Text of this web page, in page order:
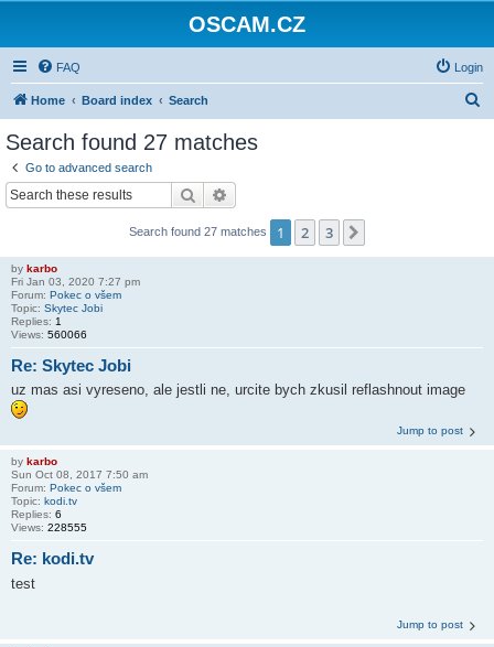
OSCAM.CZ
FAQ Login
Home Board index Search
Search found 27 matches
Go to advanced search
Search
Search found 27 matches 1 2 3
by karbo
Fri Jan 03, 2020 7:27 pm
Forum: Pokec o všem
Topic: Skytec Jobi
Replies: 1
Views: 560066
Re: Skytec Jobi
uz mas asi vyreseno, ale jestli ne, urcite bych zkusil reflashnout image
Jump to post
by karbo
Sun Oct 08, 2017 7:50 am
Forum: Pokec o všem
Topic: kodi.tv
Replies: 6
Views: 228555
Re: kodi.tv
test
Jump to post